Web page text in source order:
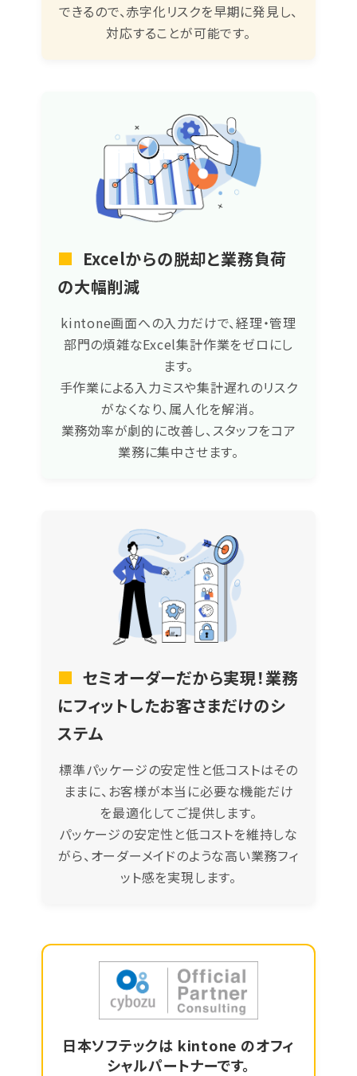
できるので、赤字化リスクを早期に発見し、
対応することが可能です。
■ Excelからの脱却と業務負荷
の大幅削減
kintone画面への入力だけで、経理・管理
部門の煩雑なExcel集計作業をゼロにし
ます。
手作業による入力ミスや集計遅れのリスク
がなくなり、属人化を解消。
業務効率が劇的に改善し、スタッフをコア
業務に集中させます。
■ セミオーダーだから実現！業務
にフィットしたお客さまだけのシ
ステム
標準パッケージの安定性と低コストはその
ままに、お客様が本当に必要な機能だけ
を最適化してご提供します。
パッケージの安定性と低コストを維持しな
がら、オーダーメイドのような高い業務フィ
ット感を実現します。
日本ソフテックは kintone のオフィ
シャルパートナーです。